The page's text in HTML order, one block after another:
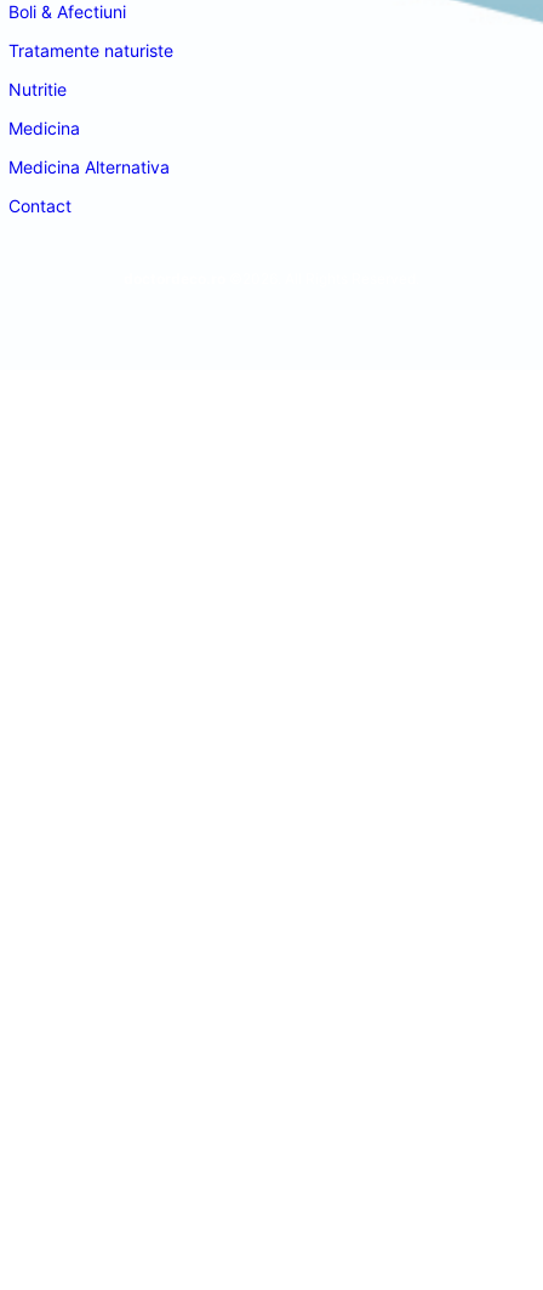
Boli & Afectiuni
Tratamente naturiste
Nutritie
Medicina
Medicina Alternativa
Contact